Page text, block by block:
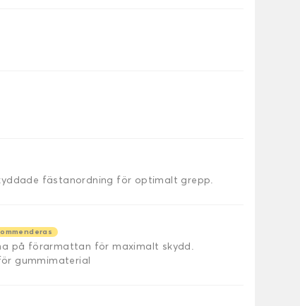
fästanordning för optimalt grepp.
på förarmattan för maximalt skydd.
gummimaterial